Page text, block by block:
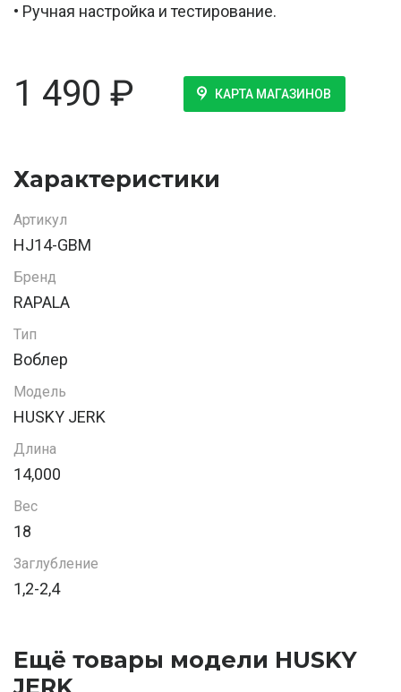
• Ручная настройка и тестирование.
1 490 ₽ КАРТА МАГАЗИНОВ
Характеристики
Артикул
HJ14-GBM
Бренд
RAPALA
Тип
Воблер
Модель
HUSKY JERK
Длина
14,000
Вес
18
Заглубление
1,2-2,4
Ещё товары модели HUSKY